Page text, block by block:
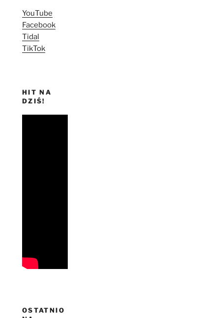
YouTube
Facebook
Tidal
TikTok
HIT NA
DZIŚ!
OSTATNIO